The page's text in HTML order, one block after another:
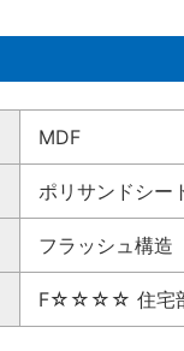
MDF
ポリサンドシー
フラッシュ構造
F☆☆☆☆ 住宅部